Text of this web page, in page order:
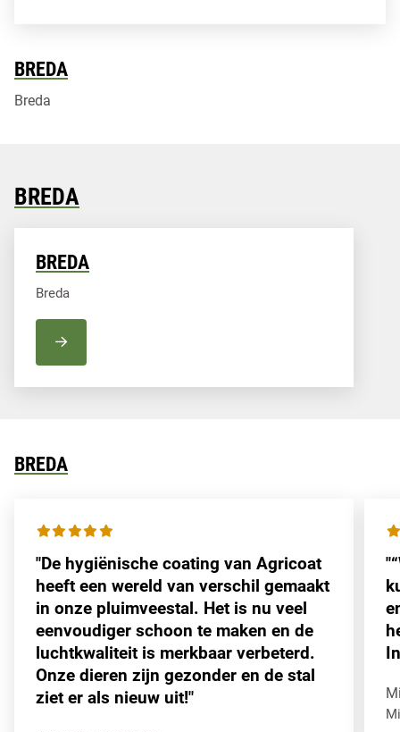
BREDA
Breda
BREDA
BREDA
Breda
BREDA
"De hygiënische coating van Agricoat
heeft een wereld van verschil gemaakt
in onze pluimveestal. Het is nu veel
eenvoudiger schoon te maken en de
luchtkwaliteit is merkbaar verbeterd.
Onze dieren zijn gezonder en de stal
ziet er als nieuw uit!"